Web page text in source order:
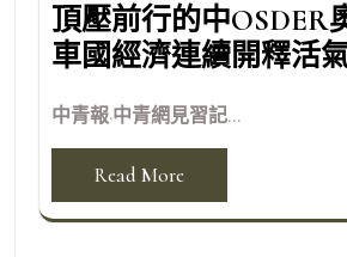
頂壓前行的中OSDER
車國經濟連續開釋活
中青報·中青網見習記...
Read More